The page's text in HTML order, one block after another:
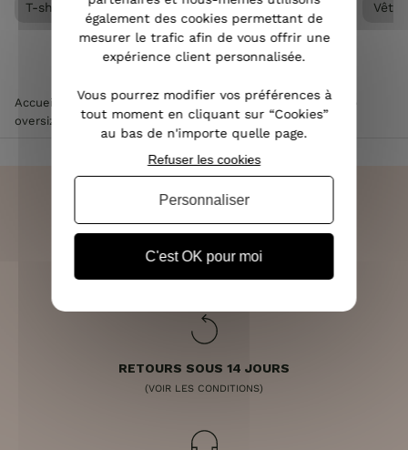
T-shirt Oversize femme Tee Shirt / Top femme
Accueil Vêtements femme >Tee Shirt / Top femme >
oversize femme >T-Shirt oversize vert à pois multicolores
LIVRAISON RAPIDE
RETOURS SOUS 14 JOURS
(VOIR LES CONDITIONS)
également des cookies permettant de
mesurer le trafic afin de vous offrir une
expérience client personnalisée.
Vous pourrez modifier vos préférences à
tout moment en cliquant sur “Cookies”
au bas de n'importe quelle page.
C'est OK pour moi
Refuser les cookies
Personnaliser